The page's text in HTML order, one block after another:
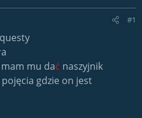
#1
mu dać naszyjnik
gdzie on jest